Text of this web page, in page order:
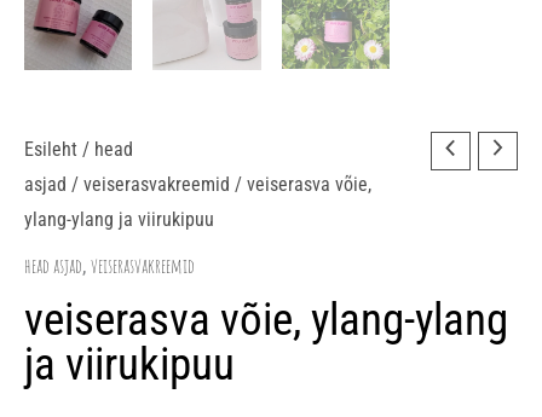
Esileht / head
asjad / veiserasvakreemid / veiserasva võie,
ylang-ylang ja viirukipuu
head asjad, veiserasvakreemid
veiserasva võie, ylang-ylang
ja viirukipuu
23,00 €
veiserasva
võie,
ylang-
ylang
viirukipuu
kogus